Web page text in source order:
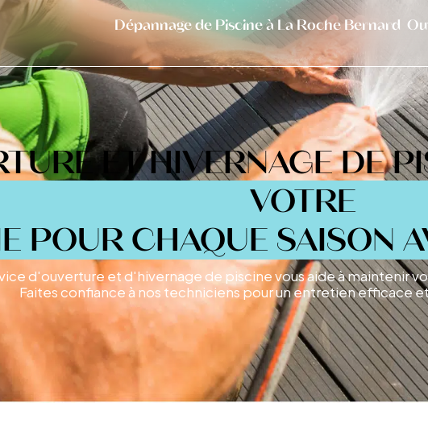
Dépannage de Piscine à La Roche Bernard
ET HIVERNAGE DE
VOTRE
POUR CHAQUE SAISON
d'ouverture et d'hivernage de piscine vous aide à maintenir
Faites confiance à nos techniciens pour un entretien efficace